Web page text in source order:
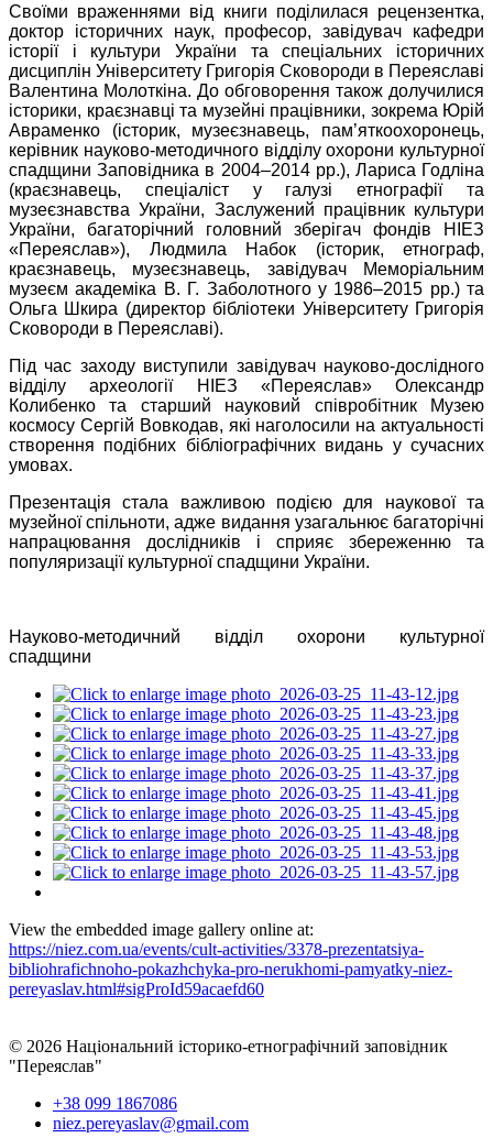
Своїми враженнями від книги поділилася рецензентка,
доктор історичних наук, професор, завідувач кафедри
історії і культури України та спеціальних історичних
дисциплін Університету Григорія Сковороди в Переяславі
Валентина Молоткіна. До обговорення також долучилися
історики, краєзнавці та музейні працівники, зокрема Юрій
Авраменко (історик, музеєзнавець, пам’яткоохоронець,
керівник науково-методичного відділу охорони культурної
спадщини Заповідника в 2004–2014 рр.), Лариса Годліна
(краєзнавець, спеціаліст у галузі етнографії та
музеєзнавства України, Заслужений працівник культури
України, багаторічний головний зберігач фондів НІЕЗ
«Переяслав»), Людмила Набок (історик, етнограф,
краєзнавець, музеєзнавець, завідувач Меморіальним
музеєм академіка В. Г. Заболотного у 1986–2015 рр.) та
Ольга Шкира (директор бібліотеки Університету Григорія
Сковороди в Переяславі).
Під час заходу виступили завідувач науково-дослідного
відділу археології НІЕЗ «Переяслав» Олександр
Колибенко та старший науковий співробітник Музею
космосу Сергій Вовкодав, які наголосили на актуальності
створення подібних бібліографічних видань у сучасних
умовах.
Презентація стала важливою подією для наукової та
музейної спільноти, адже видання узагальнює багаторічні
напрацювання дослідників і сприяє збереженню та
популяризації культурної спадщини України.
Науково-методичний відділ охорони культурної
спадщини
View the embedded image gallery online at:
https://niez.com.ua/events/cult-activities/3378-prezentatsiya-
bibliohrafichnoho-pokazhchyka-pro-nerukhomi-pamyatky-niez-
pereyaslav.html#sigProId59acaefd60
© 2026 Національний історико-етнографічний заповідник
"Переяслав"
+38 099 1867086
niez.pereyaslav@gmail.com